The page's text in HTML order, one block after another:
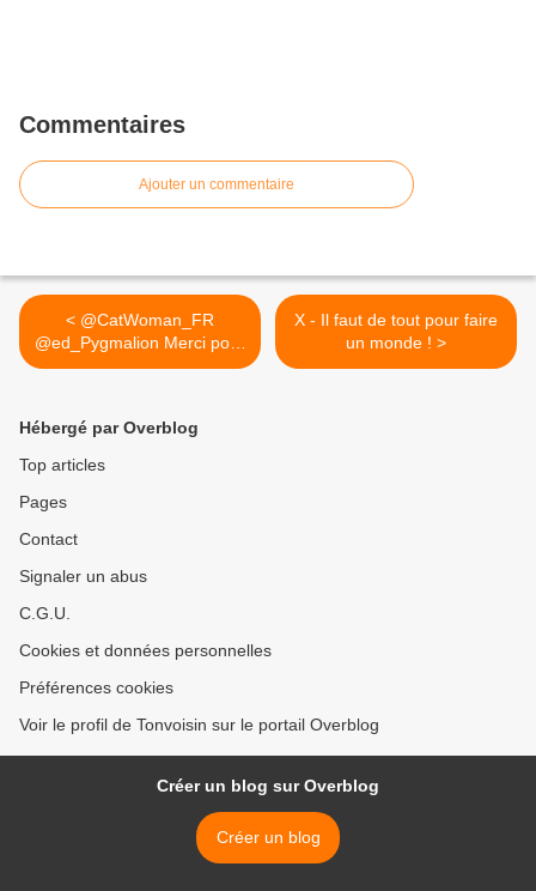
Commentaires
Ajouter un commentaire
< @CatWoman_FR
@ed_Pygmalion Merci pour
le RT, belle...
X - Il faut de tout pour faire
un monde ! >
Hébergé par Overblog
Top articles
Pages
Contact
Signaler un abus
C.G.U.
Cookies et données personnelles
Préférences cookies
Voir le profil de Tonvoisin sur le portail Overblog
Créer un blog sur Overblog
Créer un blog